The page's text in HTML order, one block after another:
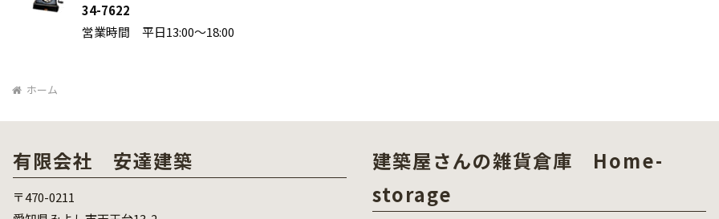
34-7622
営業時間 平日13:00～18:00
ホーム
有限会社 安達建築
〒470-0211
建築屋さんの雑貨倉庫 Home-
storage